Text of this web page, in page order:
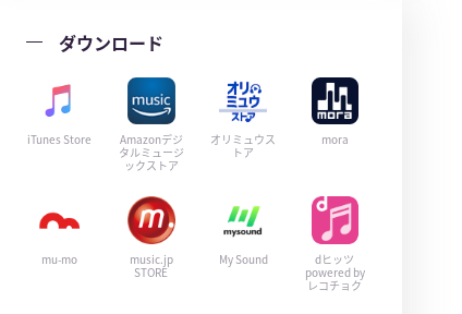
ダウンロード
iTunes Store
Amazonデジ
タルミュージ
ックストア
オリミュウス
トア
mora
mu-mo
music.jp
STORE
My Sound
dヒッツ
powered by
レコチョク